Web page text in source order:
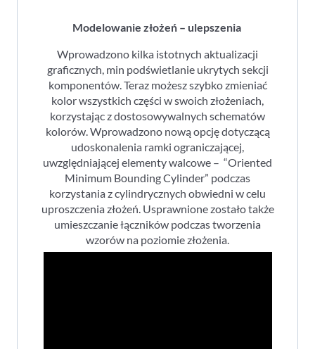
Modelowanie złożeń – ulepszenia
Wprowadzono kilka istotnych aktualizacji
graficznych, min podświetlanie ukrytych sekcji
komponentów. Teraz możesz szybko zmieniać
kolor wszystkich części w swoich złożeniach,
korzystając z dostosowywalnych schematów
kolorów. Wprowadzono nową opcję dotyczącą
udoskonalenia ramki ograniczającej,
uwzględniającej elementy walcowe – “Oriented
Minimum Bounding Cylinder” podczas
korzystania z cylindrycznych obwiedni w celu
uproszczenia złożeń. Usprawnione zostało także
umieszczanie łączników podczas tworzenia
wzorów na poziomie złożenia.